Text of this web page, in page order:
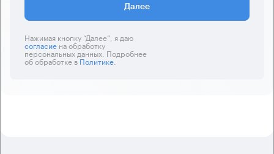
Далее
Нажимая кнопку “Далее”, я даю
согласиена обработку
персональных данных. Подробнее
об обработке вПолитике.